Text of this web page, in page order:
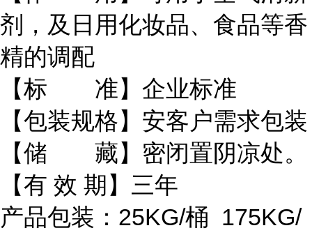
剂，及日用化妆品、食品等香
精的调配
【标 准】企业标准
【包装规格】安客户需求包装
【储 藏】密闭置阴凉处。
【有 效 期】三年
产品包装：25KG/桶 175KG/